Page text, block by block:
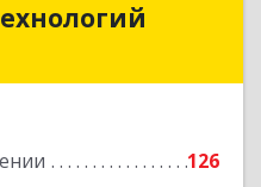
126
технологий
Подробнее